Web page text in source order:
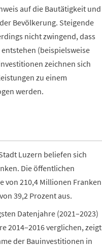
auf die Bautätigkeit und
Bevölkerung. Steigende
nicht zwingend, dass
(beispielsweise
zeichnen sich
zu einem
werden.
Luzern beliefen sich
Die öffentlichen
von 210,4 Millionen Franken
39,2 Prozent aus.
Datenjahre (2021–2023)
2014–2016 verglichen, zeigt
der Bauinvestitionen in